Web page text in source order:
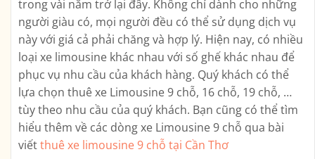
trong vài năm trở lại đây. Không chỉ dành cho những
người giàu có, mọi người đều có thể sử dụng dịch vụ
này với giá cả phải chăng và hợp lý. Hiện nay, có nhiều
loại xe limousine khác nhau với số ghế khác nhau để
phục vụ nhu cầu của khách hàng. Quý khách có thể
lựa chọn thuê xe Limousine 9 chỗ, 16 chỗ, 19 chỗ, …
tùy theo nhu cầu của quý khách. Bạn cũng có thể tìm
hiểu thêm về các dòng xe Limousine 9 chỗ qua bài
viếtthuê xe limousine 9 chỗ tại Cần Thơ